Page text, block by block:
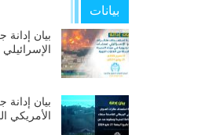
بيانات
بيان
بيان
الأمريكي